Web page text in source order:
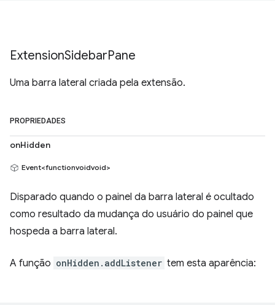
ExtensionSidebarPane
Uma barra lateral criada pela extensão.
PROPRIEDADES
onHidden
Event<functionvoidvoid>
Disparado quando o painel da barra lateral é ocultado
como resultado da mudança do usuário do painel que
hospeda a barra lateral.
A função onHidden.addListener tem esta aparência: